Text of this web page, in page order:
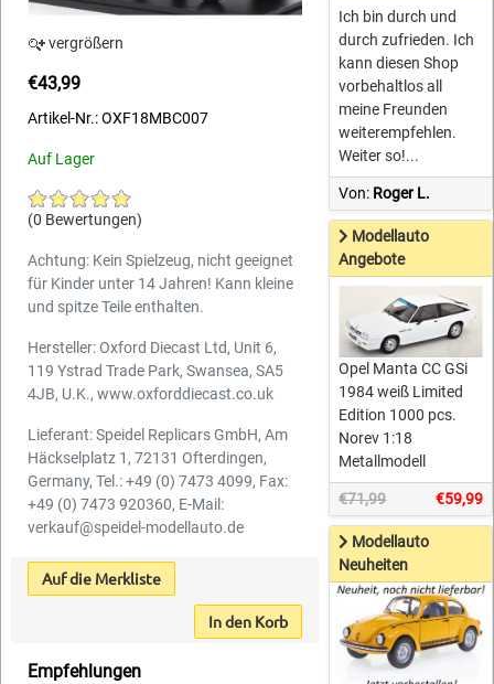
vergrößern
€43,99
Artikel-Nr.: OXF18MBC007
Auf Lager
(0 Bewertungen)
Achtung: Kein Spielzeug, nicht geeignet
für Kinder unter 14 Jahren! Kann kleine
und spitze Teile enthalten.
Hersteller: Oxford Diecast Ltd, Unit 6,
119 Ystrad Trade Park, Swansea, SA5
4JB, U.K., www.oxforddiecast.co.uk
Lieferant: Speidel Replicars GmbH, Am
Häckselplatz 1, 72131 Ofterdingen,
Germany, Tel.: +49 (0) 7473 4099, Fax:
+49 (0) 7473 920360, E-Mail:
verkauf@speidel-modellauto.de
Auf die Merkliste
In den Korb
Empfehlungen
Ich bin durch und
durch zufrieden. Ich
kann diesen Shop
vorbehaltlos all
meine Freunden
weiterempfehlen.
Weiter so!...
Von: Roger L.
Modellauto
Angebote
Opel Manta CC GSi
1984 weiß Limited
Edition 1000 pcs.
Norev 1:18
Metallmodell
€71,99 €59,99
Modellauto
Neuheiten